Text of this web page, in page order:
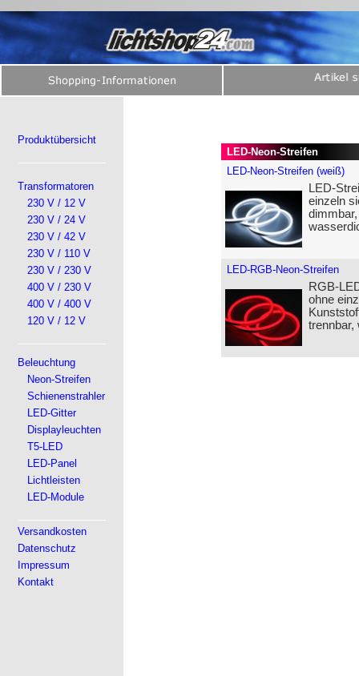
Produktübersicht
Transformatoren
230 V / 12 V
230 V / 24 V
230 V / 42 V
230 V / 110 V
230 V / 230 V
400 V / 230 V
400 V / 400 V
120 V / 12 V
Beleuchtung
Neon-Streifen
Schienenstrahler
LED-Gitter
Displayleuchten
T5-LED
LED-Panel
Lichtleisten
LED-Module
Versandkosten
Datenschutz
Impressum
Kontakt
LED-Neon-Streifen
LED-Neon-Streifen (weiß)
LED-
einzeln
LED-RGB-Neon-Streifen
RGB-
ohne
trennbar,